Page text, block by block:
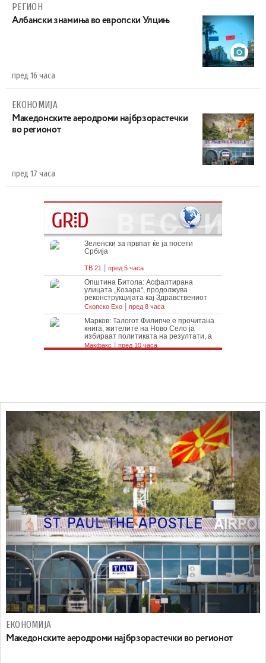
РЕГИОН
Aлбански знамиња во европски Улцињ
пред 16 часа
ЕКОНОМИЈА
Maкедонските аеродроми најбрзорастечки
во регионот
пред 17 часа
ЕКОНОМИЈА
Maкедонските аеродроми најбрзорастечки во регионот